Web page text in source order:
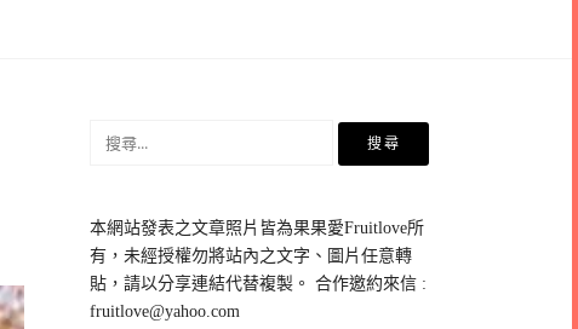
鍵
字:
本網站發表之文章照片皆為果果愛Fruitlove所
有，未經授權勿將站內之文字、圖片任意轉
貼，請以分享連結代替複製。 合作邀約來信 :
fruitlove@yahoo.com